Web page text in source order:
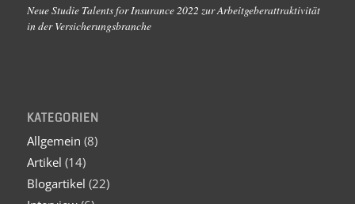
Neue Studie Talents for Insurance 2022 zur Arbeitgeberattraktivität
in der Versicherungsbranche
KATEGORIEN
Allgemein (8)
Artikel (14)
Blogartikel (22)